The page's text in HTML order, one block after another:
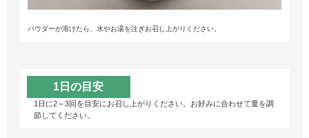
パウダーが溶けたら、水やお湯を注ぎお召し上がりください。
1日の目安
1日に2～3回を目安にお召し上がりください。お好みに合わせて量を調
節してください。